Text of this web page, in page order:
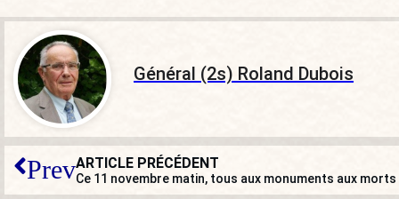
Général (2s) Roland Dubois
PrevARTICLE PRÉCÉDENT
Ce 11 novembre matin, tous aux monuments aux morts